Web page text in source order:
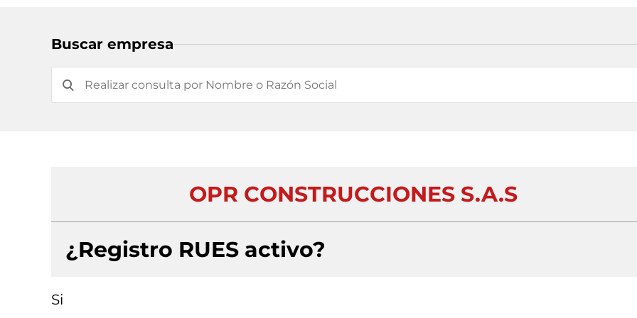
Buscar empresa
OPR CONSTRUCCIONES S.A.S
¿Registro RUES activo?
Si